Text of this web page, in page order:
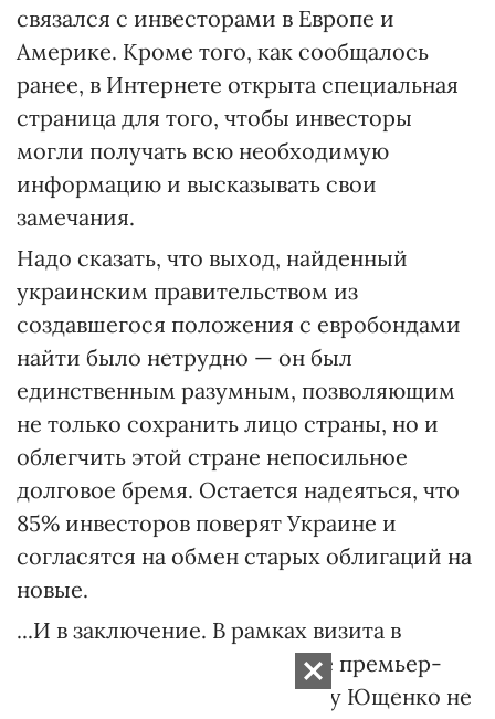
связался с инвесторами в Европе и
Америке. Кроме того, как сообщалось
ранее, в Интернете открыта специальная
страница для того, чтобы инвесторы
могли получать всю необходимую
информацию и высказывать свои
замечания.
Надо сказать, что выход, найденный
украинским правительством из
создавшегося положения с евробондами
найти было нетрудно — он был
единственным разумным, позволяющим
не только сохранить лицо страны, но и
облегчить этой стране непосильное
долговое бремя. Остается надеяться, что
85% инвесторов поверят Украине и
согласятся на обмен старых облигаций на
новые.
...И в заключение. В рамках визита в
Лондон — впервые в качестве премьер-
министра Украины — Виктору Ющенко не